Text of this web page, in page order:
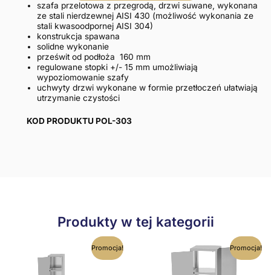
szafa przelotowa z przegrodą, drzwi suwane, wykonana
ze stali nierdzewnej AISI 430 (możliwość wykonania ze
stali kwasoodpornej AISI 304)
konstrukcja spawana
solidne wykonanie
prześwit od podłoża 160 mm
regulowane stopki +/- 15 mm umożliwiają
wypoziomowanie szafy
uchwyty drzwi wykonane w formie przetłoczeń ułatwiają
utrzymanie czystości
KOD PRODUKTU POL-303
Produkty w tej kategorii
Promocja!
Ten
produkt
Promocja!
Ten
produkt